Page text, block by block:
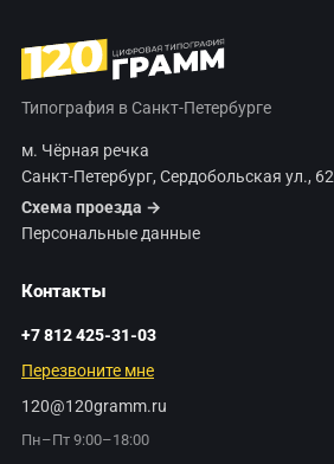
Типография в Санкт-Петербурге
м. Чёрная речка
Санкт-Петербург, Сердобольская ул., 62
Схема проезда →
Персональные данные
Контакты
+7 812 425-31-03
Перезвоните мне
120@120gramm.ru
Пн–Пт 9:00–18:00